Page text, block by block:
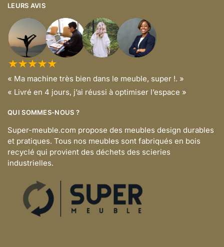
LEURS AVIS
« Ma machine très bien dans le meuble, super !. »
« Livré en 4 jours, j’ai réussi à optimiser l’espace »
QUI SOMMES-NOUS ?
Super-meuble.com propose des meubles design durables
et pratiques. Tous nos meubles sont fabriqués en bois
recyclé qui provient des déchets des scieries
industrielles.